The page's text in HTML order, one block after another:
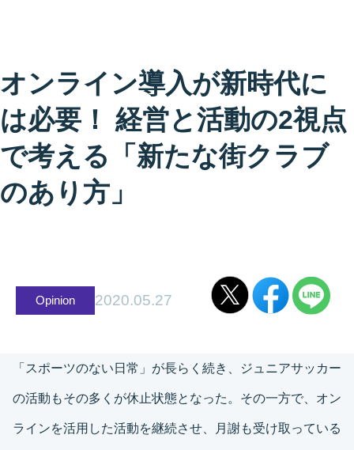
オンライン導入が新時代に
は必要！ 経営と活動の2視点
で考える「新たな街クラブ
のあり方」
Opinion 2020.05.27
「スポーツのない日常」が長らく続き、ジュニアサッカー
の活動もその多くが休止状態となった。その一方で、オン
ラインを活用した活動を継続させ、月謝も受け取っている